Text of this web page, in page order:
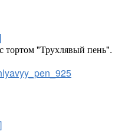
"Трухлявый пень".